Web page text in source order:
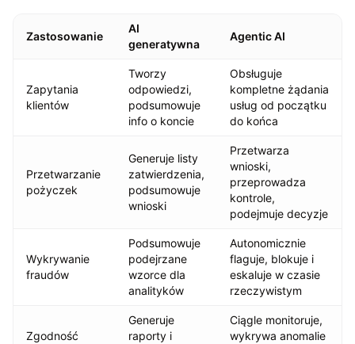
Zastosowanie
AI
generatywna
Agentic AI
Zapytania
klientów
Tworzy
odpowiedzi,
podsumowuje
info o koncie
Obsługuje
kompletne żądania
usług od początku
do końca
Przetwarzanie
pożyczek
Generuje listy
zatwierdzenia,
podsumowuje
wnioski
Przetwarza
wnioski,
przeprowadza
kontrole,
podejmuje decyzje
Wykrywanie
fraudów
Podsumowuje
podejrzane
wzorce dla
analityków
Autonomicznie
flaguje, blokuje i
eskaluje w czasie
rzeczywistym
Zgodność
Generuje
raporty i
Ciągle monitoruje,
wykrywa anomalie